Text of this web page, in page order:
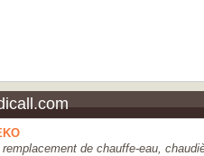
de chauffe-eau,